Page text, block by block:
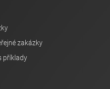
zakázky
příklady